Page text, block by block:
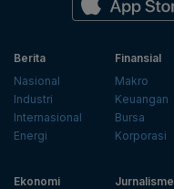
Berita
Nasional
Industri
Internasional
Energi
Finansial
Makro
Keuangan
Bursa
Korporasi
Ekonomi
Jurnalisme